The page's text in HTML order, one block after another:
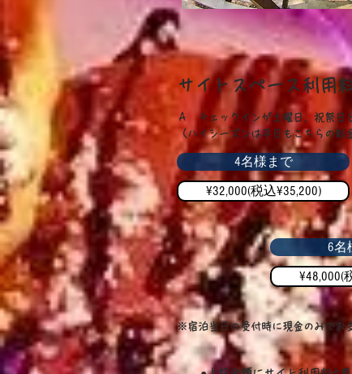
サイトスペース利用
Ａ チェックインが土曜日、祝祭日
（ハイシーズンは平日もこちらの料
4名様まで
¥32,000(税込¥35,200)
6名
¥48,000(
※宿泊当日の受付時に現金のみでお